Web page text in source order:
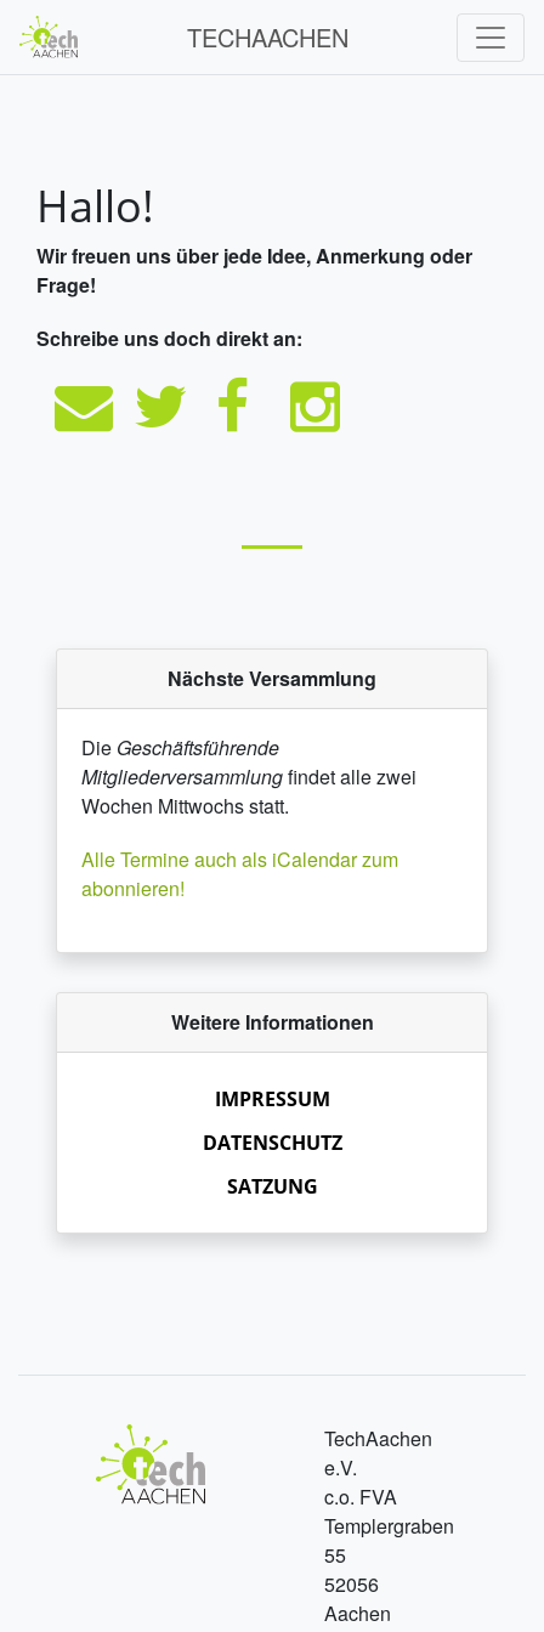
TECHAACHEN
Hallo!
Wir freuen uns über jede Idee, Anmerkung oder
Frage!
Schreibe uns doch direkt an:
Nächste Versammlung
Die Geschäftsführende
Mitgliederversammlungfindet alle zwei
Wochen Mittwochs statt.
Alle Termine auch als iCalendar zum
abonnieren!
Weitere Informationen
IMPRESSUM
DATENSCHUTZ
SATZUNG
TechAachen
e.V.
c.o. FVA
Templergraben
55
52056
Aachen